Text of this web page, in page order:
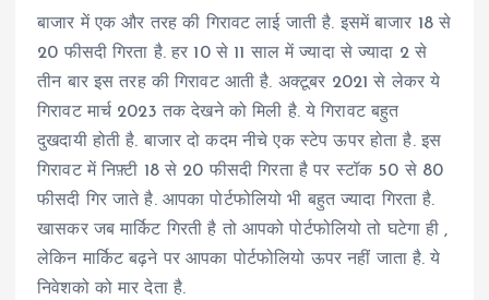
बाजार में एक और तरह की गिरावट लाई जाती है. इसमें बाजार 18 से
20 फीसदी गिरता है. हर 10 से 11 साल में ज्यादा से ज्यादा 2 से
तीन बार इस तरह की गिरावट आती है. अक्टूबर 2021 से लेकर ये
गिरावट मार्च 2023 तक देखने को मिली है. ये गिरावट बहुत
दुखदायी होती है. बाजार दो कदम नीचे एक स्टेप ऊपर होता है. इस
गिरावट में निफ़्टी 18 से 20 फीसदी गिरता है पर स्टॉक 50 से 80
फीसदी गिर जाते है. आपका पोर्टफोलियो भी बहुत ज्यादा गिरता है.
खासकर जब मार्किट गिरती है तो आपको पोर्टफोलियो तो घटेगा ही ,
लेकिन मार्किट बढ़ने पर आपका पोर्टफोलियो ऊपर नहीं जाता है. ये
निवेशको को मार देता है.